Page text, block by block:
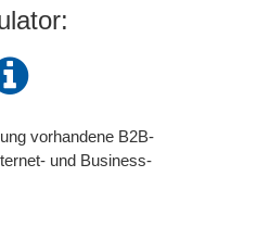
vorhandene B2B-
und Business-